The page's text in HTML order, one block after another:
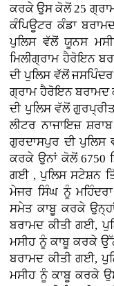
ਕਰਕੇ ਉਸ ਕੋਲੋਂ 25
ਕੰਪਿਊਟਰ ਕੰਡਾ
ਪੁਲਿਸ ਵੱਲੋਂ ਯੂਨਸ
ਮਿਲੀਗ੍ਰਾਮ ਹੈਰੋਇਨ
ਦੀ ਪੁਲਿਸ ਵੱਲੋਂ
ਗ੍ਰਾਮ ਹੈਰੋਇਨ ਬਰਾਮਦ
ਦੀ ਪੁਲਿਸ ਵੱਲੋਂ
ਲੀਟਰ ਨਾਜਾਇਜ਼
ਗੁਰਦਾਸਪੁਰ ਦੀ
ਕਰਕੇ ਉਨਾਂ ਕੋਲੋਂ 6750
ਗਈ , ਪੁਲਿਸ ਸਟੇਸ਼ਨ
ਮੇਜਰ ਸਿੰਘ ਨੂੰ
ਸਮੇਤ ਕਾਬੂ ਕਰਕੇ
ਬਰਾਮਦ ਕੀਤੀ ਗਈ,
ਮਸੀਹ ਨੂੰ ਕਾਬੂ ਕਰਕੇ
ਬਰਾਮਦ ਕੀਤੀ ਗਈ,
ਮਸੀਹ ਨੂੰ ਕਾਬੂ ਕਰਕੇ